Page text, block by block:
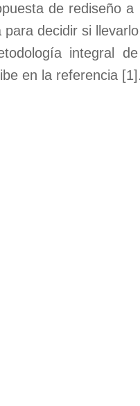
de rediseño
decidir si
integral
en la referencia